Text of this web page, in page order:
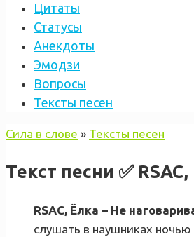
Цитаты
Статусы
Анекдоты
Эмодзи
Вопросы
Тексты песен
Сила в слове » Тексты песен
Текст песни ✅
RSAC, Ёлка – Не
слушать в наушниках